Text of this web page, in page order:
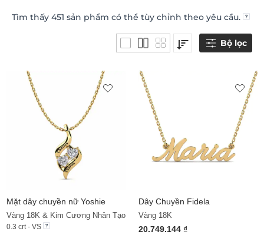
Tìm thấy 451 sản phẩm có thể tùy chỉnh theo yêu cầu.
Bộ lọc
Mặt dây chuyền nữ Yoshie
Vàng 18K & Kim Cương Nhân Tạo
0.3 crt - VS
Dây Chuyền Fidela
Vàng 18K
20.749.144 ₫